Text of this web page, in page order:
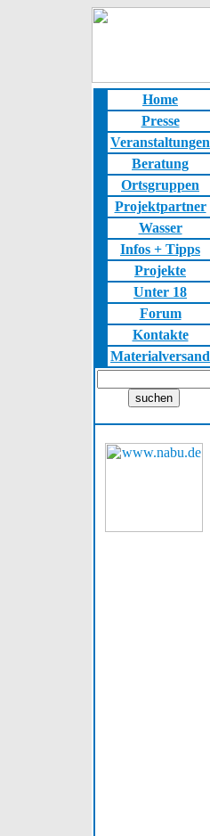
Home
Presse
Veranstaltungen
Beratung
Ortsgruppen
Projektpartner
Wasser
Infos + Tipps
Projekte
Unter 18
Forum
Kontakte
Materialversand